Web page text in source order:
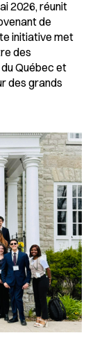
2026, réunit
de
initiative met
des
du Québec et
des grands